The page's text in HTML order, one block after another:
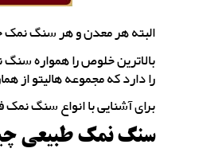
البته هر معدن و هر سنگ
بالاترین خلوص را همواره
را دارد که مجموعه هالیتو
برای آشنایی با انواع سنگ
سنگ نمک طبیعی